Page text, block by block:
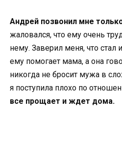
Андрей позвонил мне
жаловался, что ему очень
нему. Заверил меня, что стал
ему помогает мама, а она
никогда не бросит мужа в
я поступила плохо по
все прощает и ждет дома.